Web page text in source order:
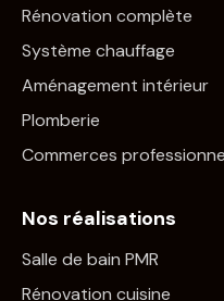
Rénovation complète
Système chauffage
Aménagement intérieur
Plomberie
Commerces
Nos réalisations
Salle de bain PMR
Rénovation cuisine